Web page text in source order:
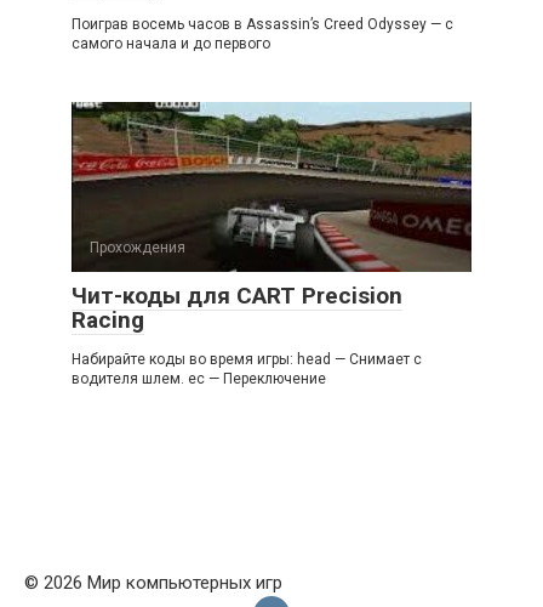
Поиграв восемь часов в Assassin’s Creed Odyssey — с
самого начала и до первого
Прохождения
Чит-коды для CART Precision
Racing
Набирайте коды во время игры: head — Снимает с
водителя шлем. ec — Переключение
© 2026 Мир компьютерных игр